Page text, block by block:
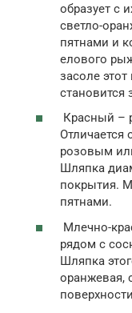
образует с
светло-
пятнами и
елового
засоле
становится
Красный –
Отличается
розовым
Шляпка
покрытия.
пятнами.
Млечно-
рядом с
Шляпка
оранжевая,